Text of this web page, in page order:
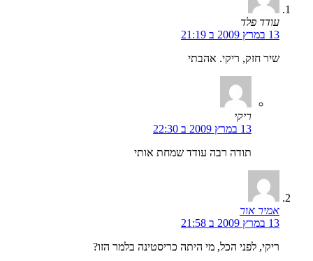
עודד פלד
13 במרץ 2009 ב 21:19
שיר חזק, ריקי. אהבתי
ריקי
13 במרץ 2009 ב 22:30
תודה רבה עודד שמחת אותי
אמיר אור
13 במרץ 2009 ב 21:58
ריקי, לפני הכל, מי היתה כריסטינה בלמר הזו?